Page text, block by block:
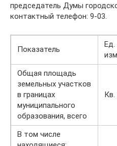
председатель Думы
контактный телефон: 9-03.
Показатель
Ед.
Общая площадь
земельных участков
в границах
муниципального
образования, всего
Кв.
В том числе